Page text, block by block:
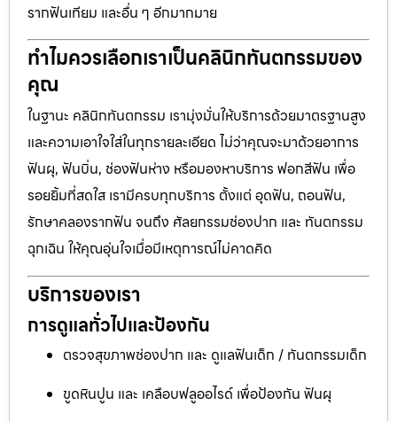
รากฟันเทียม และอื่น ๆ อีกมากมาย
ทำไมควรเลือกเราเป็นคลินิกทันตกรรมของ
คุณ
ในฐานะ คลินิกทันตกรรม เรามุ่งมั่นให้บริการด้วยมาตรฐานสูง
และความเอาใจใส่ในทุกรายละเอียด ไม่ว่าคุณจะมาด้วยอาการ
ฟันผุ, ฟันบิ่น, ช่องฟันห่าง หรือมองหาบริการ ฟอกสีฟัน เพื่อ
รอยยิ้มที่สดใส เรามีครบทุกบริการ ตั้งแต่ อุดฟัน, ถอนฟัน,
รักษาคลองรากฟัน จนถึง ศัลยกรรมช่องปาก และ ทันตกรรม
ฉุกเฉิน ให้คุณอุ่นใจเมื่อมีเหตุการณ์ไม่คาดคิด
บริการของเรา
การดูแลทั่วไปและป้องกัน
ตรวจสุขภาพช่องปาก และ ดูแลฟันเด็ก / ทันตกรรมเด็ก
ขูดหินปูน และ เคลือบฟลูออไรด์ เพื่อป้องกัน ฟันผุ